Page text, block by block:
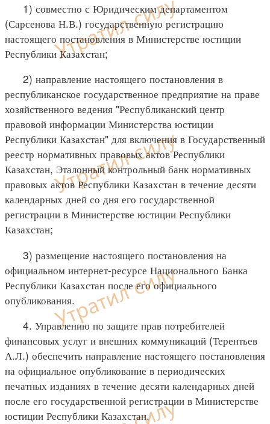
1) совместно с Юридическим департаментом
(Сарсенова Н.В.) государственную регистрацию
настоящего постановления в Министерстве юстиции
Республики Казахстан;
2) направление настоящего постановления в
республиканское государственное предприятие на праве
хозяйственного ведения "Республиканский центр
правовой информации Министерства юстиции
Республики Казахстан" для включения в Государственный
реестр нормативных правовых актов Республики
Казахстан, Эталонный контрольный банк нормативных
правовых актов Республики Казахстан в течение десяти
календарных дней со дня его государственной
регистрации в Министерстве юстиции Республики
Казахстан;
3) размещение настоящего постановления на
официальном интернет-ресурсе Национального Банка
Республики Казахстан после его официального
опубликования.
4. Управлению по защите прав потребителей
финансовых услуг и внешних коммуникаций (Терентьев
А.Л.) обеспечить направление настоящего постановления
на официальное опубликование в периодических
печатных изданиях в течение десяти календарных дней
после его государственной регистрации в Министерстве
юстиции Республики Казахстан.